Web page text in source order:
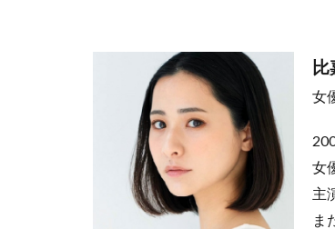
女
女
主
ま